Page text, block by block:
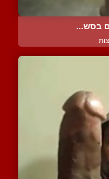
בסש...